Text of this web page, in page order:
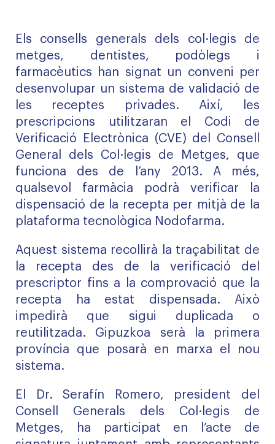
Els consells generals dels col·legis de
metges, dentistes, podòlegs i
farmacèutics han signat un conveni per
desenvolupar un sistema de validació de
les receptes privades. Així, les
prescripcions utilitzaran el Codi de
Verificació Electrònica (CVE) del Consell
General dels Col·legis de Metges, que
funciona des de l’any 2013. A més,
qualsevol farmàcia podrà verificar la
dispensació de la recepta per mitjà de la
plataforma tecnològica Nodofarma.
Aquest sistema recollirà la traçabilitat de
la recepta des de la verificació del
prescriptor fins a la comprovació que la
recepta ha estat dispensada. Això
impedirà que sigui duplicada o
reutilitzada. Gipuzkoa serà la primera
província que posarà en marxa el nou
sistema.
El Dr. Serafín Romero, president del
Consell Generals dels Col·legis de
Metges, ha participat en l’acte de